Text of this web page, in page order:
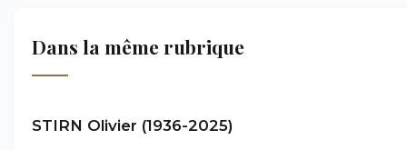
Dans la même rubrique
STIRN Olivier (1936-2025)